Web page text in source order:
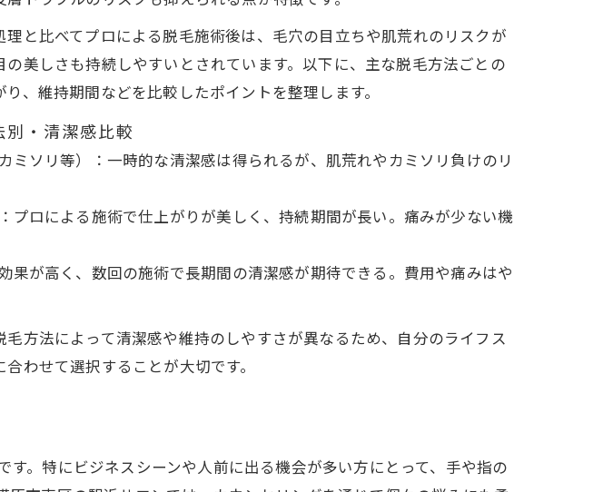
特徴まとめ表
脱毛の選び方
解消する方法
る脱毛テクニック
コツと注意点
元の秘密を解説
の違い早見表
医療脱毛の魅力
ットと安心ポイント
き出す方法
抑えるコツ
法を知りたい人に
毛施術の選び方
理と比べてプロによる脱毛施術後は、毛穴の目立ちや肌荒れのリスクが
の美しさも持続しやすいとされています。以下に、主な脱毛方法ごとの
、維持期間などを比較したポイントを整理します。
別・清潔感比較
ミソリ等）：一時的な清潔感は得られるが、肌荒れやカミソリ負けのリ
プロによる施術で仕上がりが美しく、持続期間が長い。痛みが少ない機
果が高く、数回の施術で長期間の清潔感が期待できる。費用や痛みはや
毛方法によって清潔感や維持のしやすさが異なるため、自分のライフス
わせて選択することが大切です。
。特にビジネスシーンや人前に出る機会が多い方にとって、手や指の
ちら
ちら